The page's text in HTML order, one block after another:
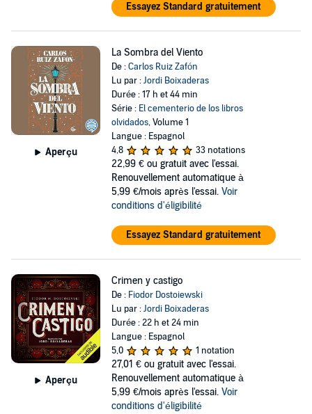
Essayez Standard gratuitement
Aperçu
La Sombra del Viento
De :Carlos Ruiz Zafón
Lu par :Jordi Boixaderas
Durée : 17 h et 44 min
Série : El cementerio de los libros
olvidados, Volume 1
Langue : Espagnol
4,8
33 notations
22,99 € ou gratuit avec l'essai.
Renouvellement automatique à
5,99 €/mois après l'essai. Voir
conditions d'éligibilité
Essayez Standard gratuitement
Aperçu
Crimen y castigo
De : Fiodor Dostoiewski
Lu par :Jordi Boixaderas
Durée : 22 h et 24 min
Langue : Espagnol
5,0
1 notation
27,01 € ou gratuit avec l'essai.
Renouvellement automatique à
5,99 €/mois après l'essai. Voir
conditions d'éligibilité